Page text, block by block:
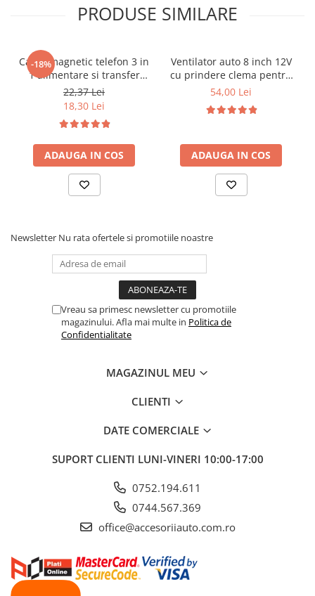
PRODUSE SIMILARE
-18%
Cablu magnetic telefon 3 in
1 alimentare si transfer
date universal cu 3 capete
22,37 Lei
18,30 Lei
ADAUGA IN COS
Ventilator auto 8 inch 12V
cu prindere clema pentru
masina
54,00 Lei
ADAUGA IN COS
Newsletter Nu rata ofertele si promotiile noastre
Vreau sa primesc newsletter cu promotiile
magazinului. Afla mai multe in Politica de
Confidentialitate
MAGAZINUL MEU
CLIENTI
DATE COMERCIALE
SUPORT CLIENTI LUNI-VINERI 10:00-17:00
0752.194.611
0744.567.369
office@accesoriiauto.com.ro